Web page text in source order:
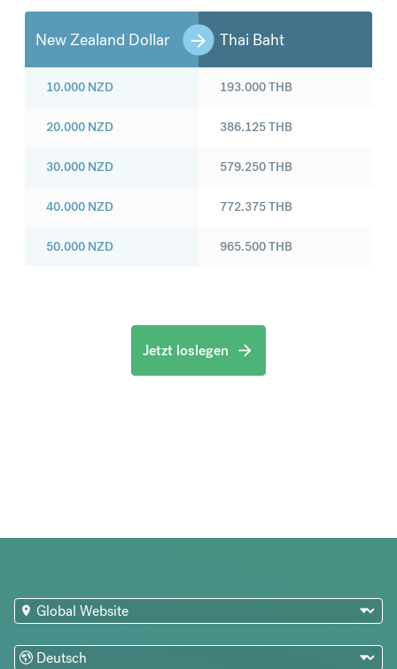
New Zealand Dollar Thai Baht
10.000 NZD
20.000 NZD
30.000 NZD
40.000 NZD
50.000 NZD
193.000THB
386.125THB
579.250THB
772.375THB
965.500THB
Jetzt loslegen